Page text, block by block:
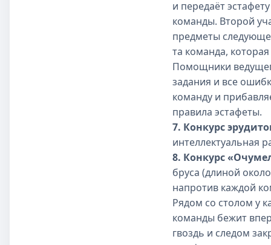
и передаёт
команды. Второй
предметы
та команда,
Помощники
задания и все
команду и
правила эстафеты.
7. Конкурс
интеллектуальная
8. Конкурс
бруса (длиной
напротив каждой
Рядом со столом у
команды бежит
гвоздь и следом